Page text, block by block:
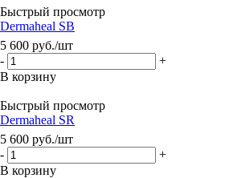
Быстрый просмотр
Dermaheal SB
5 600 руб./шт
-
+
В корзину
Быстрый просмотр
Dermaheal SR
5 600 руб./шт
-
+
В корзину